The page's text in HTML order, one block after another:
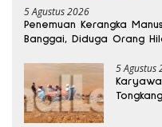
5 Agustus 2026
Penemuan Kerangka
Banggai, Diduga Orang
5 Agustus